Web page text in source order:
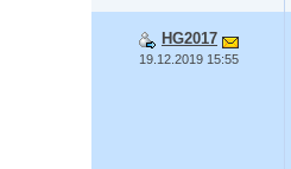
HG2017
19.12.2019 15:55